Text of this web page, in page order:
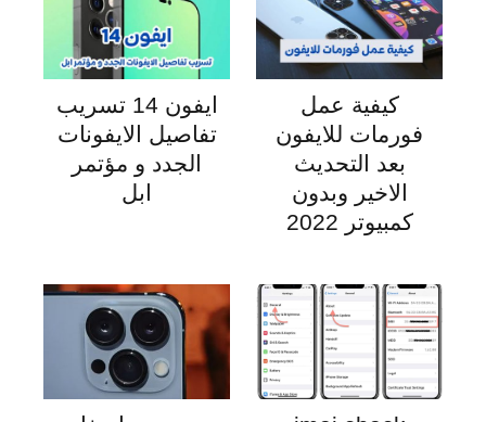
كيفية عمل
فورمات للايفون
بعد التحديث
الاخير وبدون
كمبيوتر 2022
ايفون 14 تسريب
تفاصيل الايفونات
الجدد و مؤتمر
ابل